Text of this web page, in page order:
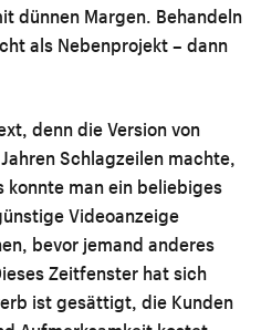
dünnen Margen. Behandeln
als Nebenprojekt – dann
denn die Version von
Schlagzeilen machte,
man ein beliebiges
Videoanzeige
bevor jemand anderes
Zeitfenster hat sich
ist gesättigt, die Kunden